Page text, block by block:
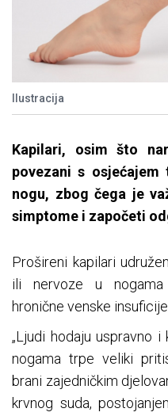
Ilustracija
Kapilari, osim što
povezani s
nogu, zbog čega je
simptome i započeti
Prošireni kapilari
ili nervoze u
hronične venske
„Ljudi hodaju uspravno
nogama trpe veliki
brani zajedničkim
krvnog suda,